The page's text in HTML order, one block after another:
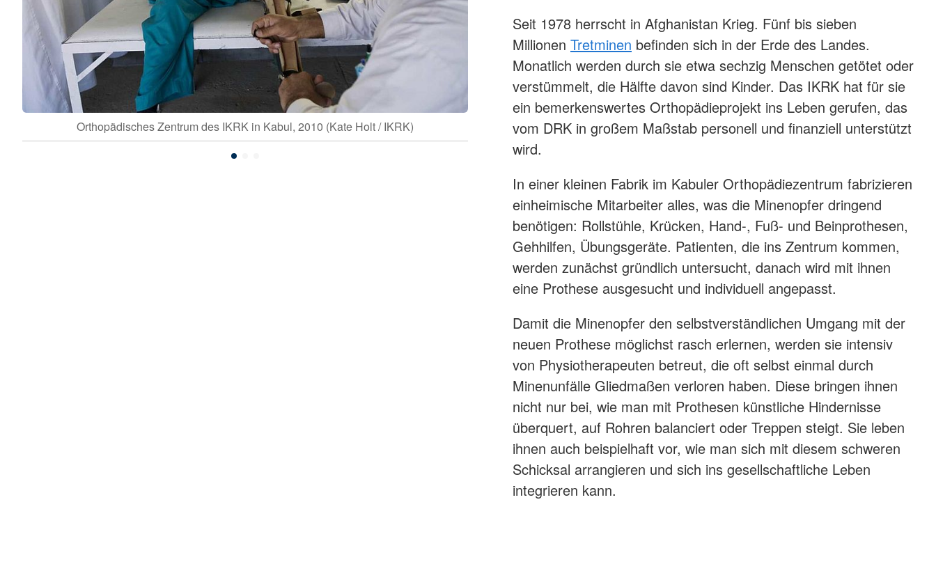
Orthopädisches Zentrum des IKRK in Kabul, 2010 (Kate Holt / IKRK) Erstes Rollstuhl-Basketballturnier in Mazar-i-Sharif (IKRK)
Seit 1978 herrscht in Afghanistan Krieg. Fünf bis sieben
Millionen Tretminen befinden sich in der Erde des Landes.
Monatlich werden durch sie etwa sechzig Menschen getötet oder
verstümmelt, die Hälfte davon sind Kinder. Das IKRK hat für sie
ein bemerkenswertes Orthopädieprojekt ins Leben gerufen, das
vom DRK in großem Maßstab personell und finanziell unterstützt
wird.
In einer kleinen Fabrik im Kabuler Orthopädiezentrum fabrizieren
einheimische Mitarbeiter alles, was die Minenopfer dringend
benötigen: Rollstühle, Krücken, Hand-, Fuß- und Beinprothesen,
Gehhilfen, Übungsgeräte. Patienten, die ins Zentrum kommen,
werden zunächst gründlich untersucht, danach wird mit ihnen
eine Prothese ausgesucht und individuell angepasst.
Damit die Minenopfer den selbstverständlichen Umgang mit der
neuen Prothese möglichst rasch erlernen, werden sie intensiv
von Physiotherapeuten betreut, die oft selbst einmal durch
Minenunfälle Gliedmaßen verloren haben. Diese bringen ihnen
nicht nur bei, wie man mit Prothesen künstliche Hindernisse
überquert, auf Rohren balanciert oder Treppen steigt. Sie leben
ihnen auch beispielhaft vor, wie man sich mit diesem schweren
Schicksal arrangieren und sich ins gesellschaftliche Leben
integrieren kann.